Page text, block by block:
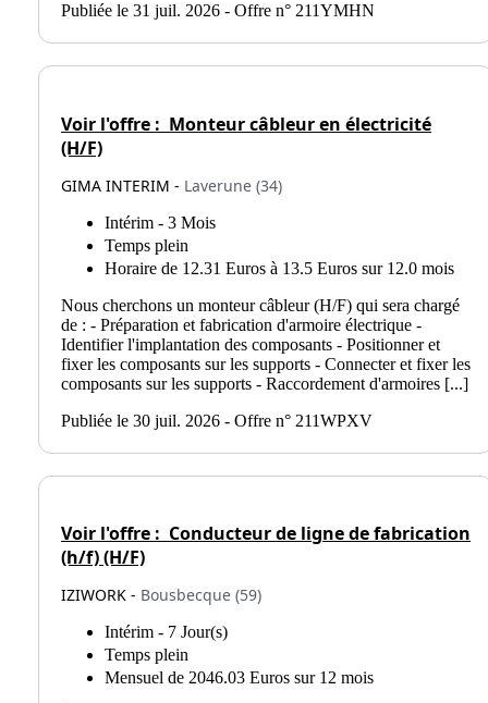
Publiée le 31 juil. 2026 - Offre n° 211YMHN
Voir l'offre : Monteur câbleur en électricité
(H/F)
GIMA INTERIM - Laverune (34)
Intérim - 3 Mois
Temps plein
Horaire de 12.31 Euros à 13.5 Euros sur 12.0 mois
Nous cherchons un monteur câbleur (H/F) qui sera chargé
de : - Préparation et fabrication d'armoire électrique -
Identifier l'implantation des composants - Positionner et
fixer les composants sur les supports - Connecter et fixer les
composants sur les supports - Raccordement d'armoires [...]
Publiée le 30 juil. 2026 - Offre n° 211WPXV
Voir l'offre : Conducteur de ligne de fabrication
(h/f) (H/F)
IZIWORK - Bousbecque (59)
Intérim - 7 Jour(s)
Temps plein
Mensuel de 2046.03 Euros sur 12 mois